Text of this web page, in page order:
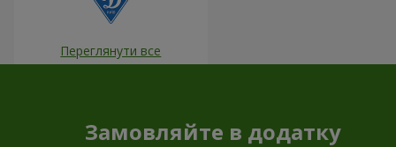
Переглянути все
Замовляйте в додатку